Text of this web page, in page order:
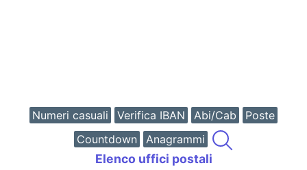
Numeri casuali Verifica IBAN Abi/Cab
Poste
Countdown
Anagrammi
Elenco uffici postali